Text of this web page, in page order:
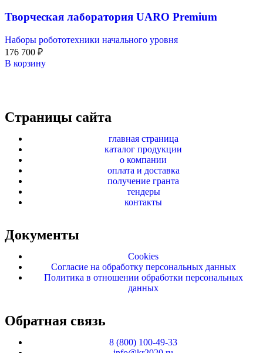
Творческая лаборатория UARO Premium
Наборы робототехники начального уровня
176 700 ₽
В корзину
Страницы сайта
главная страница
каталог продукции
о компании
оплата и доставка
получение гранта
тендеры
контакты
Документы
Cookies
Согласие на обработку персональных данных
Политика в отношении обработки персональных
данных
Обратная связь
8 (800) 100-49-33